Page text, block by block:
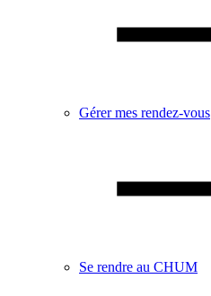
Gérer mes rendez-vous
Se rendre au CHUM